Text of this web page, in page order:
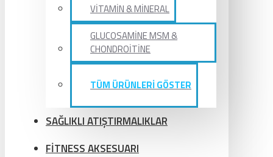
VİTAMİN & MİNERAL
GLUCOSAMİNE MSM &
CHONDROİTİNE
TÜM ÜRÜNLERİ GÖSTER
SAĞLIKLI ATIŞTIRMALIKLAR
FİTNESS AKSESUARI